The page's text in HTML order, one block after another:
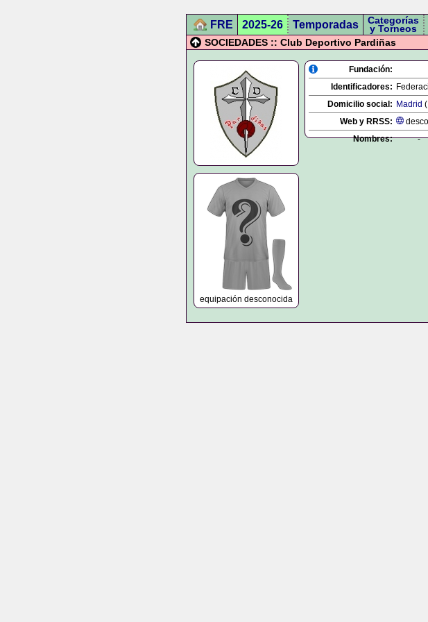
FRE 2025-26 Temporadas Categorías
y Torneos
SOCIEDADES :: Club Deportivo Pardiñas
equipación desconocida
Fundación:
Identificadores:
Domicilio social: Madrid (
Web y RRSS:
Nombres:
-